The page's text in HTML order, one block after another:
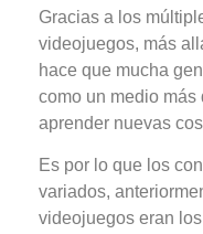
Gracias a los
videojuegos, más
hace que mucha
como un medio más
aprender nuevas
Es por lo que los
variados,
videojuegos eran